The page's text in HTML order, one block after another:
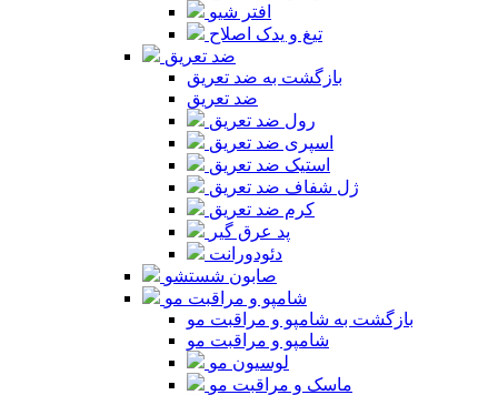
افتر شیو
تیغ و یدک اصلاح
ضد تعریق
بازگشت به ضد تعریق
ضد تعریق
رول ضد تعریق
اسپری ضد تعریق
استیک ضد تعریق
ژل شفاف ضد تعریق
کرم ضد تعریق
پد عرق گیر
دئودورانت
صابون شستشو
شامپو و مراقبت مو
بازگشت به شامپو و مراقبت مو
شامپو و مراقبت مو
لوسیون مو
ماسک و مراقبت مو